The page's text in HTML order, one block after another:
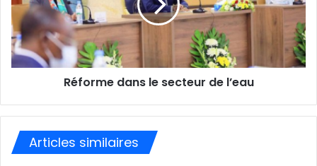
l
Réforme dans le secteur de l’eau
Articles similaires